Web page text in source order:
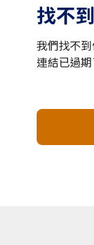
找不
我們找不
連結已過期